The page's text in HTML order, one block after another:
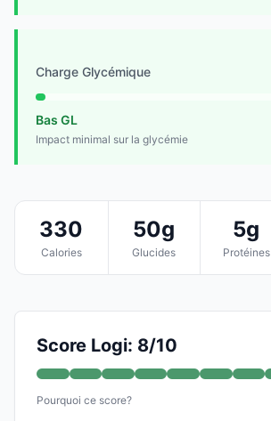
Charge Glycémique
Bas GL
Impact minimal sur la glycémie
330
Calories
50g
Glucides
5g
Protéines
Score Logi: 8/10
Pourquoi ce score?